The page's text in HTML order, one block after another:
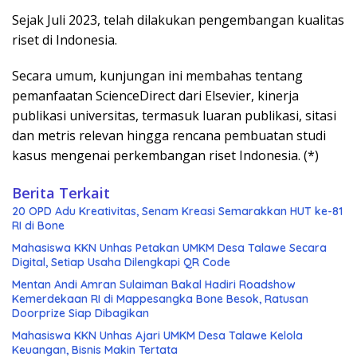
Sejak Juli 2023, telah dilakukan pengembangan kualitas
riset di Indonesia.
Secara umum, kunjungan ini membahas tentang
pemanfaatan ScienceDirect dari Elsevier, kinerja
publikasi universitas, termasuk luaran publikasi, sitasi
dan metris relevan hingga rencana pembuatan studi
kasus mengenai perkembangan riset Indonesia. (*)
Berita Terkait
20 OPD Adu Kreativitas, Senam Kreasi Semarakkan HUT ke-81
RI di Bone
Mahasiswa KKN Unhas Petakan UMKM Desa Talawe Secara
Digital, Setiap Usaha Dilengkapi QR Code
Mentan Andi Amran Sulaiman Bakal Hadiri Roadshow
Kemerdekaan RI di Mappesangka Bone Besok, Ratusan
Doorprize Siap Dibagikan
Mahasiswa KKN Unhas Ajari UMKM Desa Talawe Kelola
Keuangan, Bisnis Makin Tertata